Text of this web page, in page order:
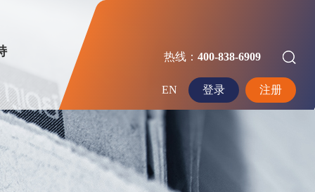
热线：400-838-6909
EN 登录 注册